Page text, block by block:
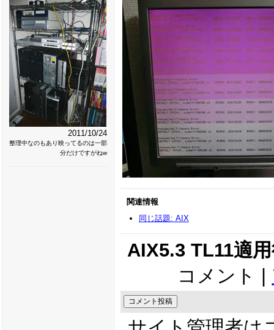
2011/10/24
整理中なのもあり映ってるのは一部
分だけですがねw
関連情報
同じ話題: AIX
AIX5.3 TL11適
コメント |